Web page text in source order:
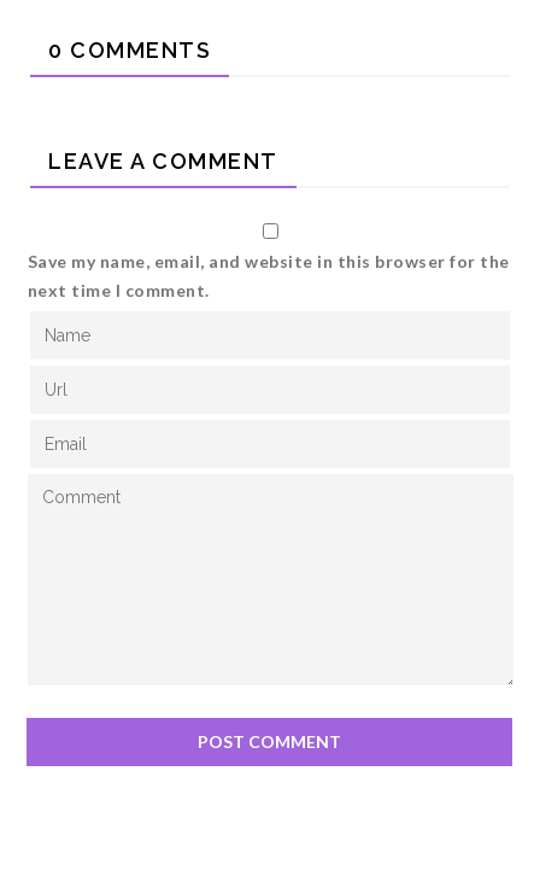
0 COMMENTS
LEAVE A COMMENT
Save my name, email, and website in this browser for the
next time I comment.